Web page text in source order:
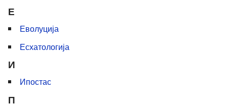
Е
Еволуција
Есхатологија
И
Ипостас
П